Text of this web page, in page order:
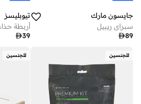
جايسون مارك
سبراي ريبيل
89
تيوبليسز
أربطة
39
للجنسين للجنسين